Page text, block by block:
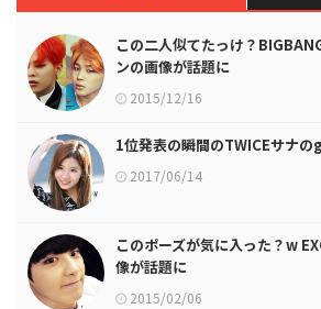
この二人似てたっけ？
ンの画像が話題に
2015/12/16
1位発表の瞬間のTWICEサナ
2017/06/14
このポーズが気に入った？w
像が話題に
2015/02/06